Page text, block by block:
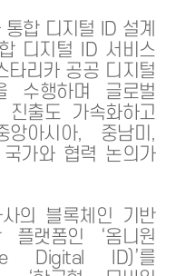
합 디지털 ID 설계
디지털 ID 서비스
타리카 공공 디지털
수행하며 글로벌
출도 가속화하고
아시아, 중남미,
가와 협력 논의가
의 블록체인 기반
랫폼인 ‘옴니원
Digital ID)’를